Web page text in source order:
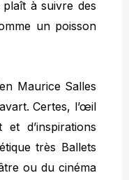
à suivre des
un poisson
Maurice Salles
Certes, l’œil
d’inspirations
très Ballets
ou du cinéma